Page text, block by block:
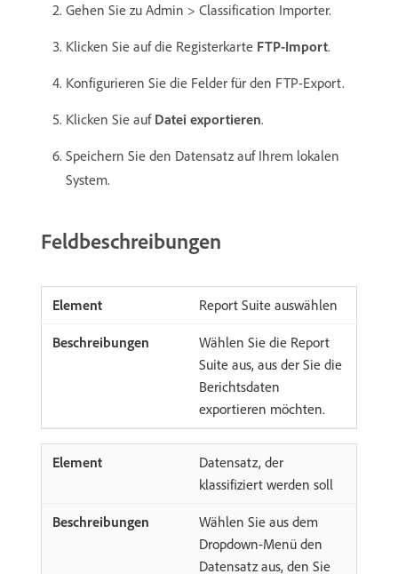
Gehen Sie zu Admin > Classification Importer.
Klicken Sie auf die Registerkarte FTP-Import.
Konfigurieren Sie die Felder für den FTP-Export.
Klicken Sie auf Datei exportieren.
Speichern Sie den Datensatz auf Ihrem lokalen
System.
Feldbeschreibungen
Report Suite auswählen
Wählen Sie die Report
Suite aus, aus der Sie die
Berichtsdaten
exportieren möchten.
Datensatz, der
klassifiziert werden soll
Wählen Sie aus dem
Dropdown-Menü den
Datensatz aus, den Sie